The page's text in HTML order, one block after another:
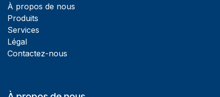
À propos de nous
Produits
Services
Légal
Contactez-nous